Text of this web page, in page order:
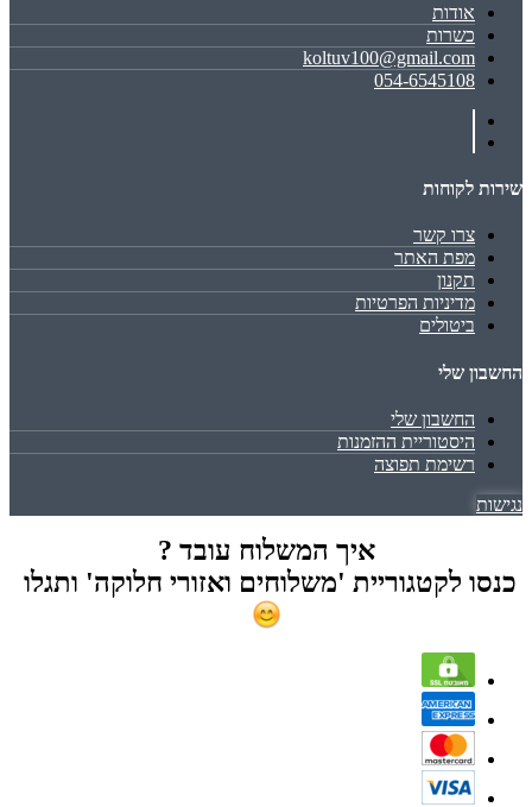
אודות
כשרות
koltuv100@gmail.com
054-6545108
שירות לקוחות
צרו קשר
מפת האתר
תקנון
מדיניות הפרטיות
ביטולים
החשבון שלי
החשבון שלי
היסטוריית ההזמנות
רשימת תפוצה
נגישות
איך המשלוח עובד ?
כנסו לקטגוריית 'משלוחים ואזורי חלוקה' ותגלו